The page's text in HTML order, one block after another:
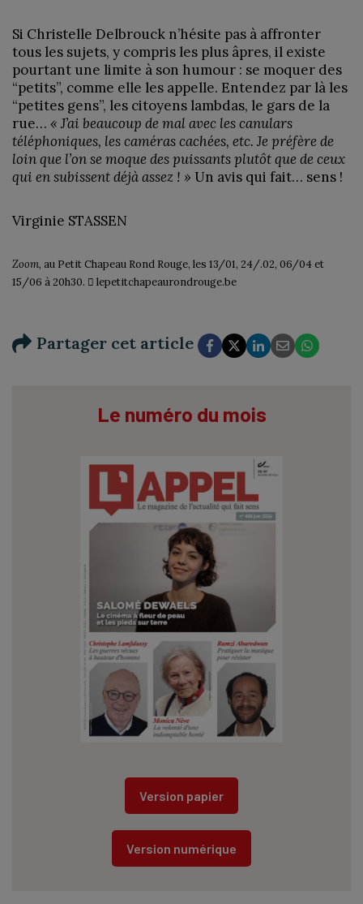
Si Christelle Delbrouck n’hésite pas à affronter
tous les sujets, y compris les plus âpres, il existe
pourtant une limite à son humour : se moquer des
“petits”, comme elle les appelle. Entendez par là les
“petites gens”, les citoyens lambdas, le gars de la
rue… « J’ai beaucoup de mal avec les canulars
téléphoniques, les caméras cachées, etc. Je préfère de
loin que l’on se moque des puissants plutôt que de ceux
qui en subissent déjà assez ! » Un avis qui fait… sens !
Virginie STASSEN
Zoom, au Petit Chapeau Rond Rouge, les 13/01, 24/.02, 06/04 et
15/06 à 20h30.  lepetitchapeaurondrouge.be
Partager cet article
Le numéro du mois
Version papier
Version numérique